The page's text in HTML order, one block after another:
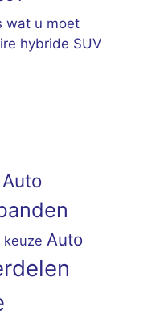
wat u moet
hybride SUV
Auto
keuze Auto